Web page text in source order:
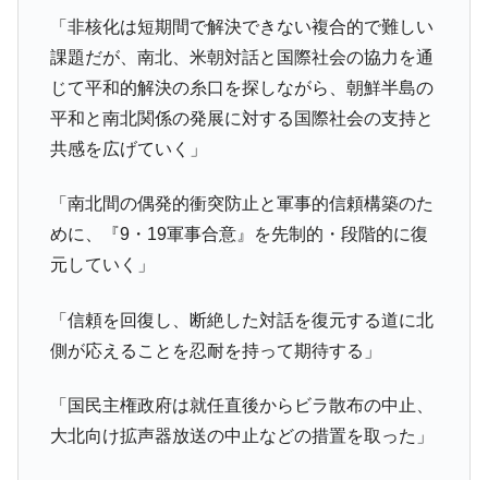
全て勝つといくら？ 競馬GI競走で勝利騎手がもら
える賞金とは？
Fact1 平成仮面ライダーの意外すぎるモチーフとは？
Fact1
発表から2日で大崩壊、鳴かず飛ばずに終わりそう
なスーパーリーグとは？
Fact1
日本人マスターズ挑戦の歴史。松山以前に最高位
だった選手とは？
Fact1
甲子園通算本塁打、最多の清原に次いで多く打っ
Fact1 セレクトセールの高額取引馬が稼いだ金額とは？
「非核化は短期間で解決できない複合的で難しい
課題だが、南北、米朝対話と国際社会の協力を通
じて平和的解決の糸口を探しながら、朝鮮半島の
平和と南北関係の発展に対する国際社会の支持と
共感を広げていく」
「南北間の偶発的衝突防止と軍事的信頼構築のた
めに、『9・19軍事合意』を先制的・段階的に復
元していく」
「信頼を回復し、断絶した対話を復元する道に北
側が応えることを忍耐を持って期待する」
「国民主権政府は就任直後からビラ散布の中止、
大北向け拡声器放送の中止などの措置を取った」